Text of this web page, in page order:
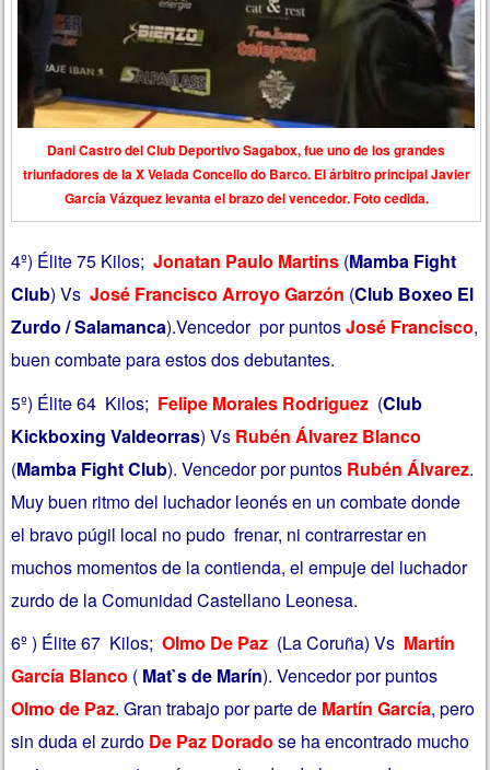
Dani Castro del Club Deportivo Sagabox, fue uno de los grandes
triunfadores de la X Velada Concello do Barco. El árbitro principal Javier
García Vázquez levanta el brazo del vencedor. Foto cedida.
4º) Élite 75 Kilos;Jonatan Paulo Martins (Mamba Fight
Club) VsJosé Francisco Arroyo Garzón (Club Boxeo El
Zurdo / Salamanca).Vencedor por puntosJosé Francisco,
buen combate para estos dos debutantes.
5º) Élite 64 Kilos; Felipe Morales Rodriguez (Club
Kickboxing Valdeorras) Vs Rubén Álvarez Blanco
(Mamba Fight Club). Vencedor por puntos Rubén Álvarez.
Muy buen ritmo del luchador leonés en un combate donde
el bravo púgil local no pudo frenar, ni contrarrestar en
muchos momentos de la contienda, el empuje del luchador
zurdo de la Comunidad Castellano Leonesa.
6º ) Élite 67 Kilos; Olmo De Paz (La Coruña) Vs Martín
García Blanco ( Mat`s de Marín). Vencedor por puntos
Olmo de Paz. Gran trabajo por parte de Martín García, pero
sin duda el zurdo De Paz Dorado se ha encontrado mucho